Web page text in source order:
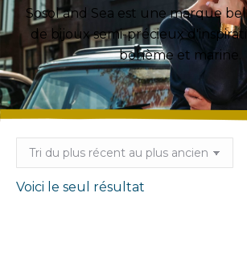
Sosol and Sea est une marque
de bijoux semi-précieux
bohème et marine.
Voici le seul résultat